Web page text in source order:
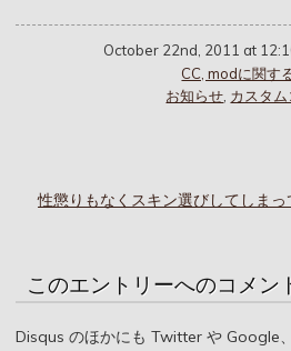
October 22nd, 2011 at
CC, modに関す
お知らせ カスタ
性懲りもなくスキン選びしてしま
このエントリーへのコメン
Disqus のほかにも Twitter や Google